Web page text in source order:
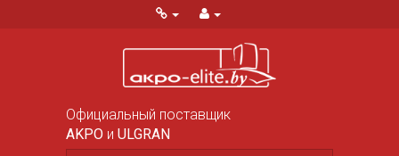
Официальный поставщик
AKPO и ULGRAN